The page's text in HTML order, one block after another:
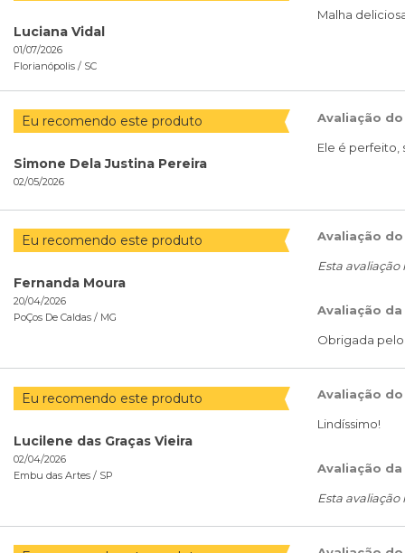
Luciana Vidal
01/07/2026
Florianópolis / SC
Malha
Eu recomendo este produto
Simone Dela Justina Pereira
02/05/2026
Avaliação
Ele é perfeito,
Eu recomendo este produto
Fernanda Moura
20/04/2026
PoÇos De Caldas / MG
Avaliação
Esta
Avaliação da
Obrigada pelo
Eu recomendo este produto
Lucilene das Graças Vieira
02/04/2026
Embu das Artes / SP
Avaliação
Lindíssimo!
Avaliação da
Esta